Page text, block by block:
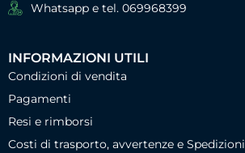
Whatsapp e tel. 069968399
INFORMAZIONI UTILI
Condizioni di vendita
Pagamenti
Resi e rimborsi
Costi di trasporto, avvertenze e Spedizioni